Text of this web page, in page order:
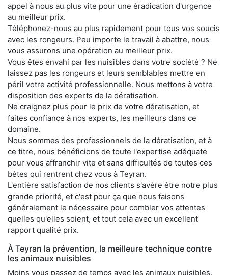
appel à nous au plus vite pour une éradication d'urgence
au meilleur prix.
Téléphonez-nous au plus rapidement pour tous vos soucis
avec les rongeurs. Peu importe le travail à abattre, nous
vous assurons une opération au meilleur prix.
Vous êtes envahi par les nuisibles dans votre société ? Ne
laissez pas les rongeurs et leurs semblables mettre en
péril votre activité professionnelle. Nous mettons à votre
disposition des experts de la dératisation.
Ne craignez plus pour le prix de votre dératisation, et
faites confiance à nos experts, les meilleurs dans ce
domaine.
Nous sommes des professionnels de la dératisation, et à
ce titre, nous bénéficions de toute l'expertise adéquate
pour vous affranchir vite et sans difficultés de toutes ces
bêtes qui rentrent chez vous à Teyran.
L'entière satisfaction de nos clients s'avère être notre plus
grande priorité, et c'est pour ça que nous faisons
généralement le nécessaire pour combler vos attentes
quelles qu'elles soient, et tout cela avec un excellent
rapport qualité prix.
À Teyran la prévention, la meilleure technique contre
les animaux nuisibles
Moins vous passez de temps avec les animaux nuisibles,